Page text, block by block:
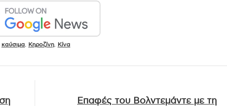
καύσιμα Κηροζίνη Κίνα
Επαφές του Βολντεμάντε με τη